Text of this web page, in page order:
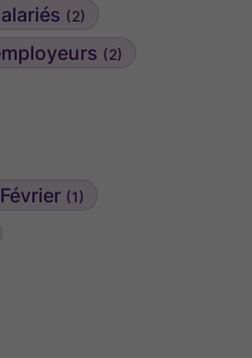
(2)
(2)
Février (1)